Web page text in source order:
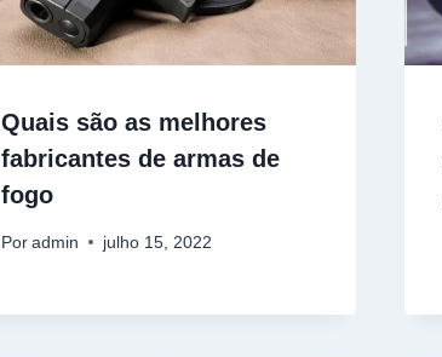
Quais são as melhores
fabricantes de armas de
fogo
Por admin julho 15, 2022